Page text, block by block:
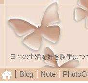
日々の生活を好き勝手に
Blog Note